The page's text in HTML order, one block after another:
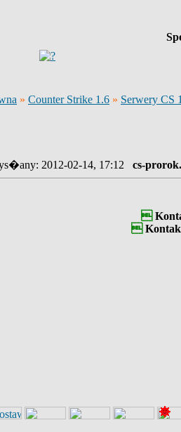
» Counter Strike 1.6 » Serwery CS
2012-02-14, 17:12 cs-

